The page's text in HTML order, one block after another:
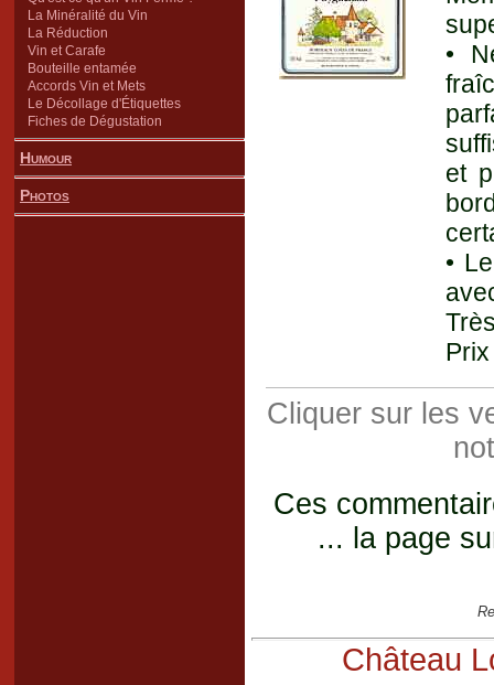
La Minéralité du Vin
La Réduction
Vin et Carafe
Bouteille entamée
Accords Vin et Mets
Le Décollage d'Étiquettes
Fiches de Dégustation
Humour
Photos
•
et
•
Cliquer sur les
Ces
... la page
Château